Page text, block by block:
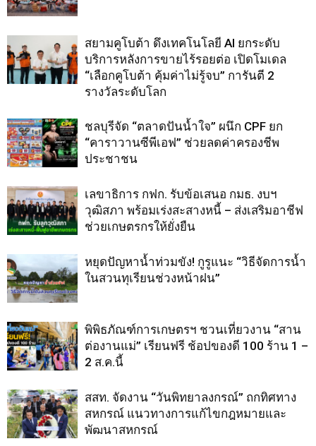
สยามคูโบต้า ดึงเทคโนโลยี AI ยกระดับ
บริการหลังการขายไร้รอยต่อ เปิดโมเดล
“เลือกคูโบต้า คุ้มค่าไม่รู้จบ” การันตี 2
รางวัลระดับโลก
ชลบุรีจัด “ตลาดปันน้ำใจ” ผนึก CPF ยก
“คาราวานซีพีเอฟ” ช่วยลดค่าครองชีพ
ประชาชน
เลขาธิการ กฟก. รับข้อเสนอ กมธ. งบฯ
วุฒิสภา พร้อมเร่งสะสางหนี้ – ส่งเสริมอาชีฟ
ช่วยเกษตรกรให้ยั่งยืน
หยุดปัญหาน้ำท่วมขัง! กูรูแนะ “วิธีจัดการน้ำ
ในสวนทุเรียนช่วงหน้าฝน”
พิพิธภัณฑ์การเกษตรฯ ชวนเที่ยวงาน “สาน
ต่องานแม่” เรียนฟรี ช้อปของดี 100 ร้าน 1 –
2 ส.ค.นี้
สสท. จัดงาน “วันพิทยาลงกรณ์” ถกทิศทาง
สหกรณ์ แนวทางการแก้ไขกฎหมายและ
พัฒนาสหกรณ์